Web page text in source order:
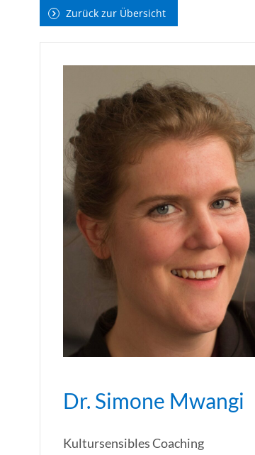
Zurück zur Übersicht
Dr. Simone Mwangi
Kultursensibles Coaching